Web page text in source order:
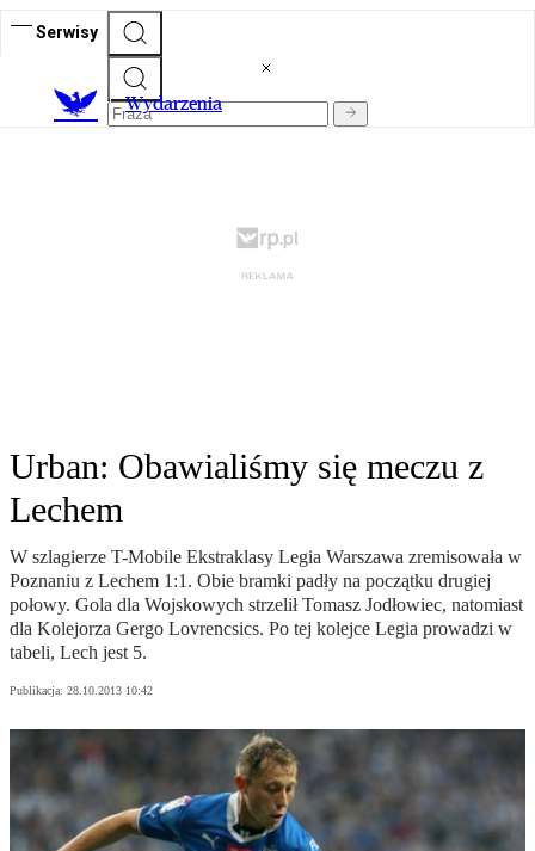
Serwisy
Wydarzenia
Urban: Obawialiśmy się meczu z
Lechem
W szlagierze T-Mobile Ekstraklasy Legia Warszawa zremisowała w
Poznaniu z Lechem 1:1. Obie bramki padły na początku drugiej
połowy. Gola dla Wojskowych strzelił Tomasz Jodłowiec, natomiast
dla Kolejorza Gergo Lovrencsics. Po tej kolejce Legia prowadzi w
tabeli, Lech jest 5.
Publikacja: 28.10.2013 10:42